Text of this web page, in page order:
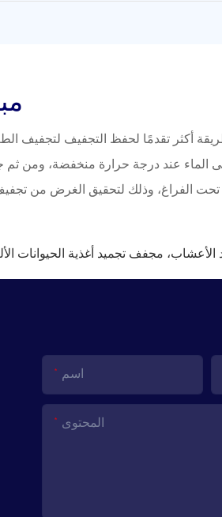
أكثر تقدمًا لحفظ التجفيف لتجفيف
الماء عند درجة حرارة منخفضة، ومن ثم
الأعشاب، مجفف تجميد أغذية الحيوانات
اسم
المحتوى